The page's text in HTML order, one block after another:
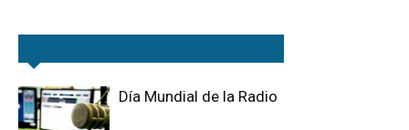
Día Mundial de la Radio